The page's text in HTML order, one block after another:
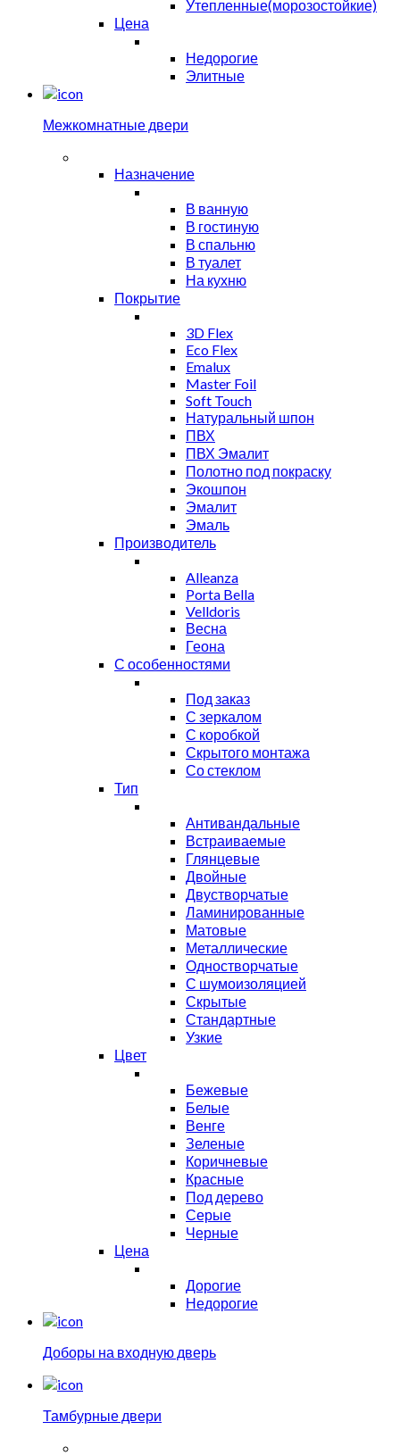
Утепленные(морозостойкие)
Цена
Недорогие
Элитные
Межкомнатные двери
Назначение
В ванную
В гостиную
В спальню
В туалет
На кухню
Покрытие
3D Flex
Eco Flex
Emalux
Master Foil
Soft Touch
Натуральный шпон
ПВХ
ПВХ Эмалит
Полотно под покраску
Экошпон
Эмалит
Эмаль
Производитель
Alleanza
Porta Bella
Velldoris
Весна
Геона
С особенностями
Под заказ
С зеркалом
С коробкой
Скрытого монтажа
Со стеклом
Тип
Антивандальные
Встраиваемые
Глянцевые
Двойные
Двустворчатые
Ламинированные
Матовые
Металлические
Одностворчатые
С шумоизоляцией
Скрытые
Стандартные
Узкие
Цвет
Бежевые
Белые
Венге
Зеленые
Коричневые
Красные
Под дерево
Серые
Черные
Цена
Дорогие
Недорогие
Доборы на входную дверь
Тамбурные двери